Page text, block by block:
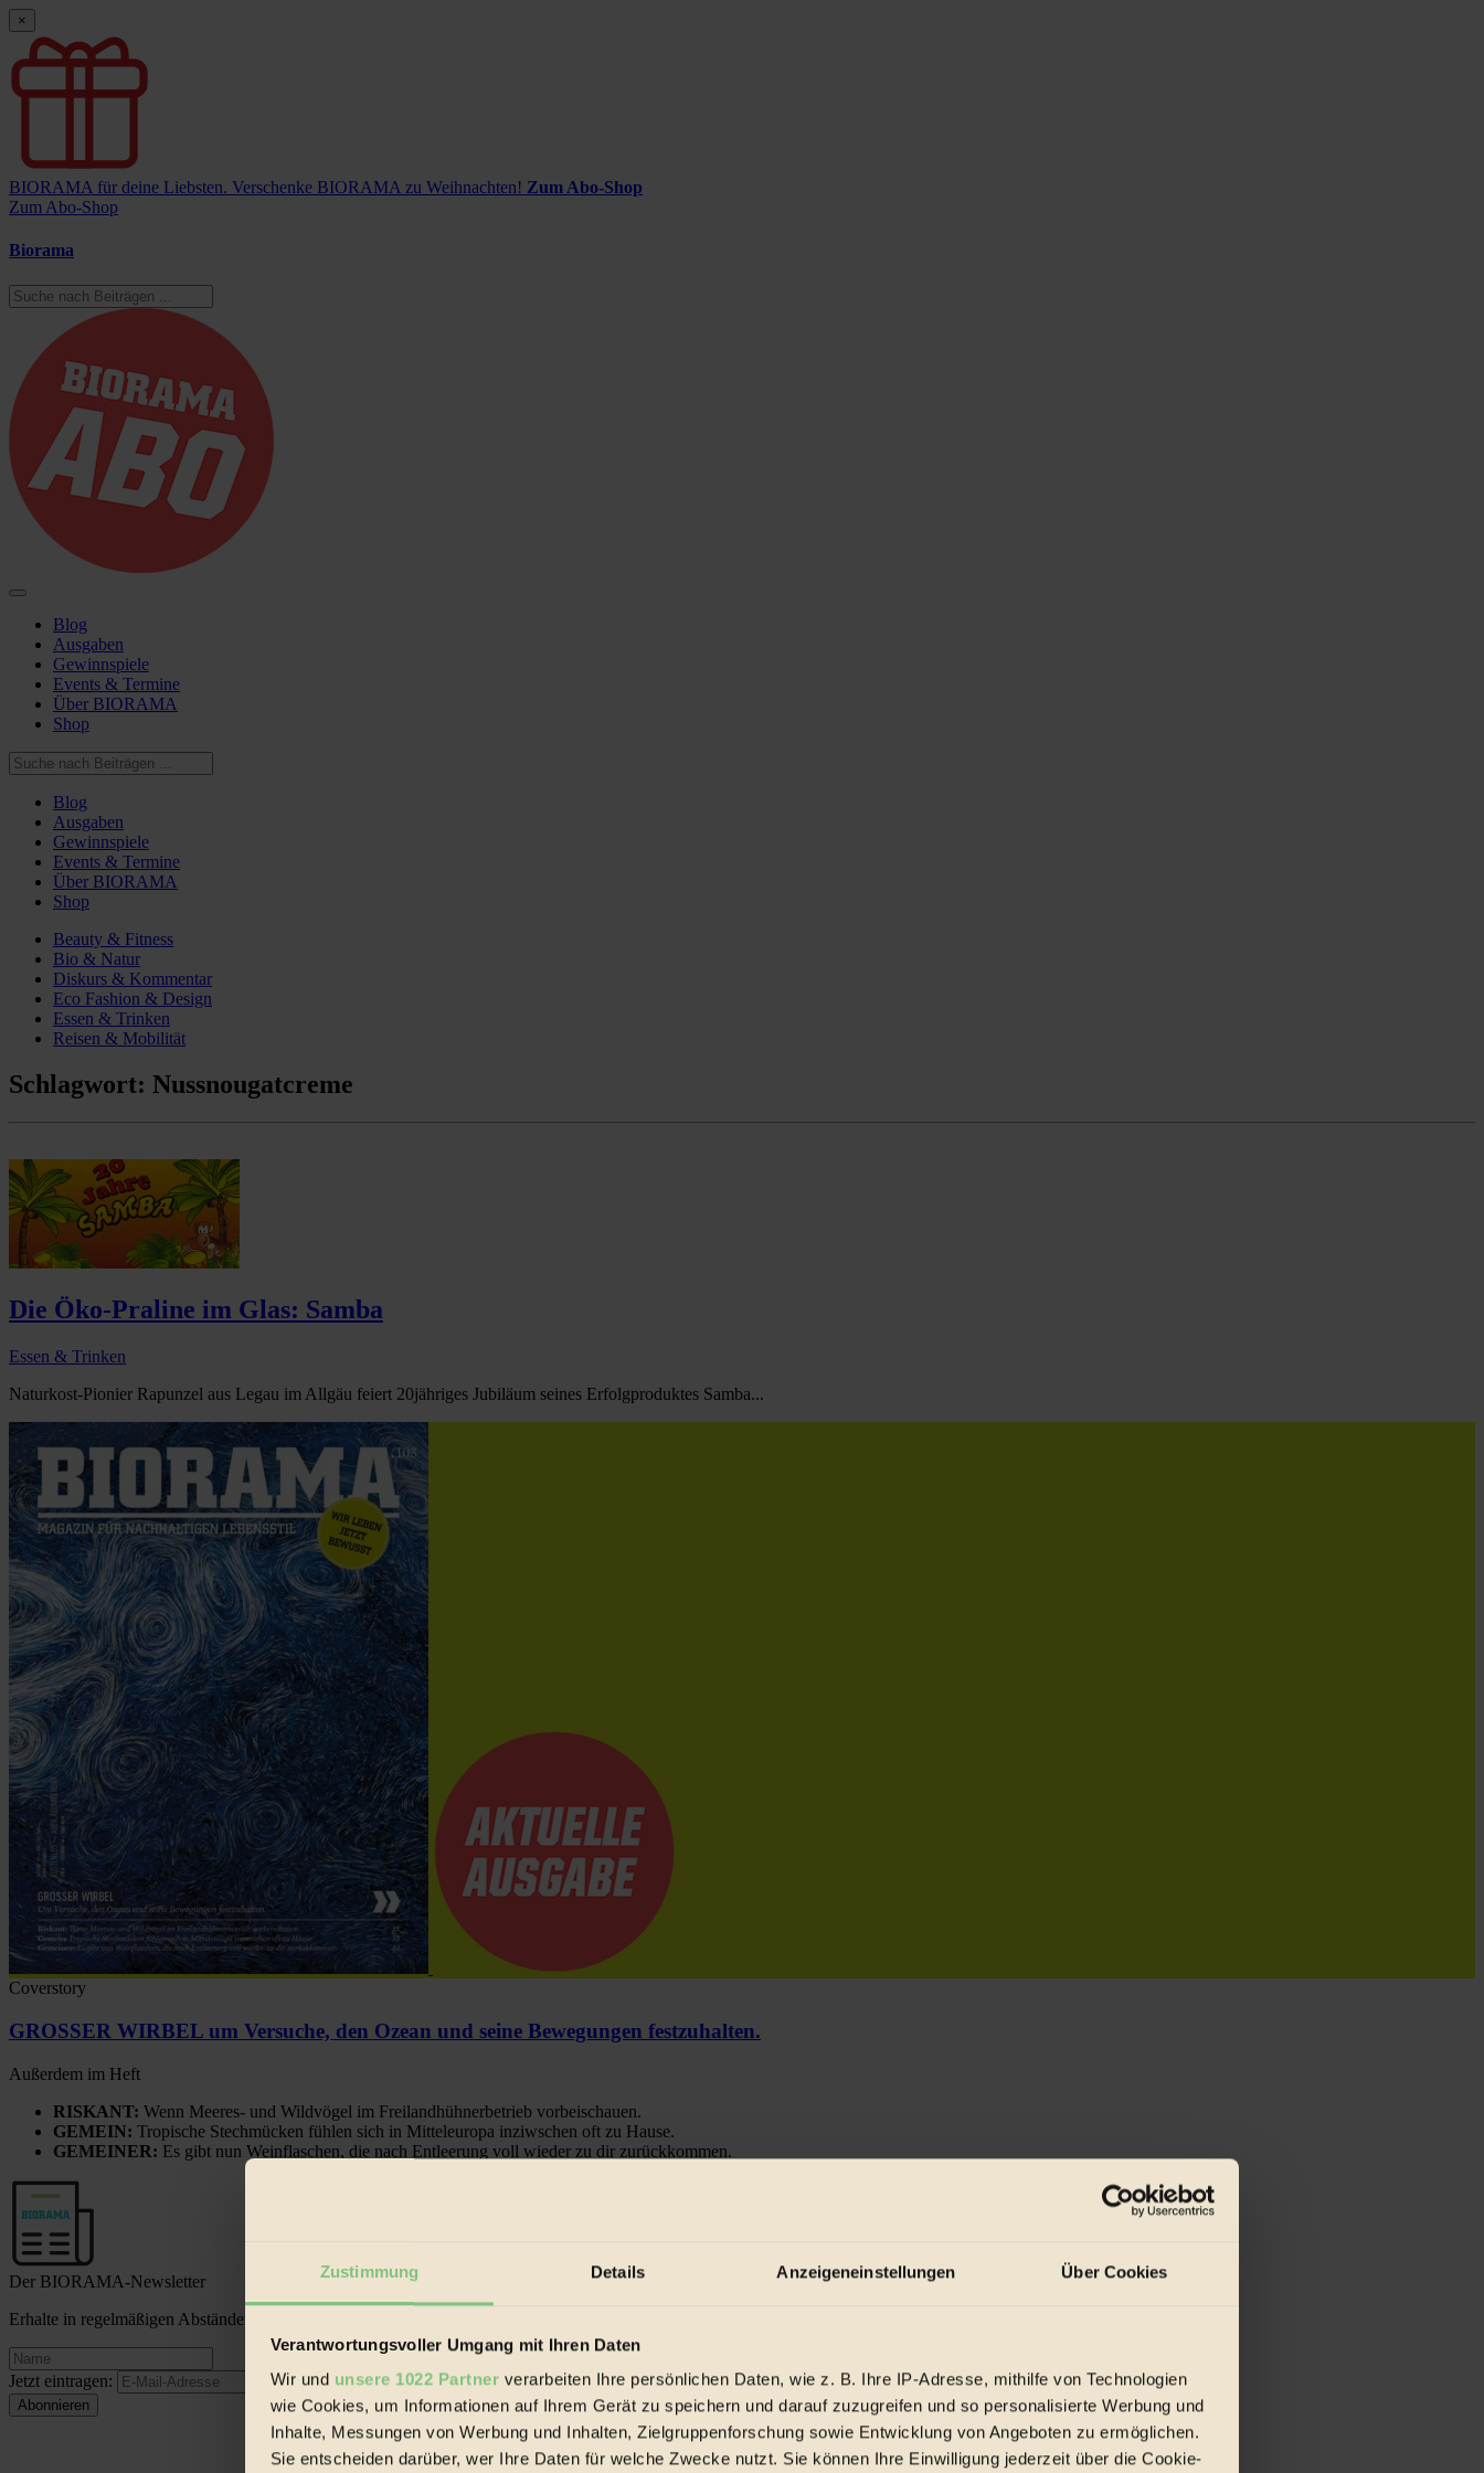
Zustimmung Details Anzeigeneinstellungen Über Cookies
Verantwortungsvoller Umgang mit Ihren Daten
Wir und unsere 1022 Partner verarbeiten Ihre persönlichen Daten, wie z. B. Ihre IP-Adresse, mithilfe von Technologien
wie Cookies, um Informationen auf Ihrem Gerät zu speichern und darauf zuzugreifen und so personalisierte Werbung und
Inhalte, Messungen von Werbung und Inhalten, Zielgruppenforschung sowie Entwicklung von Angeboten zu ermöglichen.
Sie entscheiden darüber, wer Ihre Daten für welche Zwecke nutzt. Sie können Ihre Einwilligung jederzeit über die Cookie-
×
BIORAMA für deine Liebsten. Verschenke BIORAMA zu Weihnachten! Zum Abo-Shop
Zum Abo-Shop
Biorama
Blog
Ausgaben
Gewinnspiele
Events & Termine
Über BIORAMA
Shop
Blog
Ausgaben
Gewinnspiele
Events & Termine
Über BIORAMA
Shop
Beauty & Fitness
Bio & Natur
Diskurs & Kommentar
Eco Fashion & Design
Essen & Trinken
Reisen & Mobilität
Schlagwort: Nussnougatcreme
Die Öko-Praline im Glas: Samba
Essen & Trinken
Naturkost-Pionier Rapunzel aus Legau im Allgäu feiert 20jähriges Jubiläum seines Erfolgproduktes Samba...
Coverstory
GROSSER WIRBEL um Versuche, den Ozean und seine Bewegungen festzuhalten.
Außerdem im Heft
RISKANT: Wenn Meeres- und Wildvögel im Freilandhühnerbetrieb vorbeischauen.
GEMEIN: Tropische Stechmücken fühlen sich in Mitteleuropa inziwschen oft zu Hause.
GEMEINER: Es gibt nun Weinflaschen, die nach Entleerung voll wieder zu dir zurückkommen.
Der BIORAMA-Newsletter
Erhalte in regelmäßigen Abständen die aktuellsten Artikel, Gewinnspiele & Ausgaben übersichtlich aufbereitet vom BIORAMA-Magazin per E-Mail.
Jetzt eintragen: